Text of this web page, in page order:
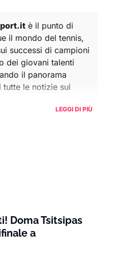
è il punto di
il mondo del tennis,
successi di campioni
dei giovani talenti
il panorama
tutte le notizie sui
US Open
memorabili e
LEGGI DI PIÙ
Doma Tsitsipas
a